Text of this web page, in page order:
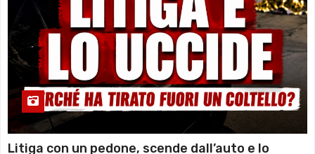
Litiga con un pedone, scende dall’auto e lo